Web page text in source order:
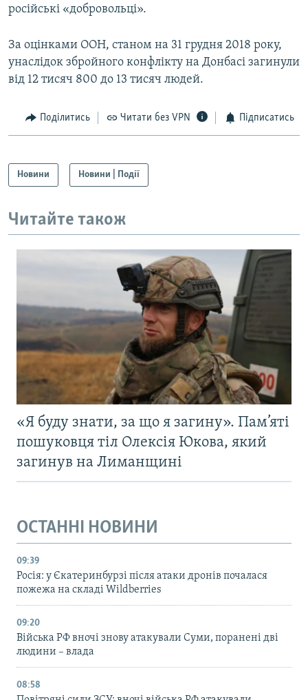
російські «добровольці».
За оцінками ООН, станом на 31 грудня 2018 року,
унаслідок збройного конфлікту на Донбасі загинули
від 12 тисяч 800 до 13 тисяч людей.
Поділитись Читати без VPN Підписатись
Новини Новини | Події
Читайте також
«Я буду знати, за що я загину». Пам’яті
пошуковця тіл Олексія Юкова, який
загинув на Лиманщині
ОСТАННІ НОВИНИ
09:39
Росія: у Єкатеринбурзі після атаки дронів почалася
пожежа на складі Wildberries
09:20
Війська РФ вночі знову атакували Суми, поранені дві
людини – влада
08:58